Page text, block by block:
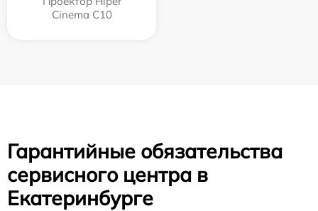
Cinema C10
Гарантийные обязательства
сервисного центра в
Екатеринбурге